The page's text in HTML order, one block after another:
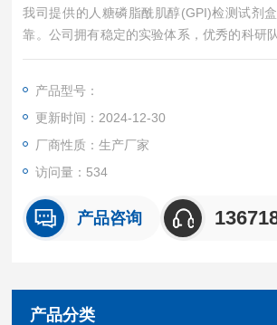
我司提供的人糖磷脂酰肌醇(GPI)检测试剂
靠。公司拥有稳定的实验体系，优秀的科研
果，是您值得信赖的合作伙伴，凡购买我司
产品型号：
更新时间：2024-12-30
厂商性质：生产厂家
访问量：534
产品咨询
产品分类